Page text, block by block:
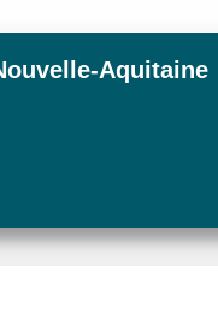
Aquitaine